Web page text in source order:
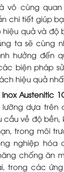
vô cùng
chi tiết giúp
hiệu quả và độ
ta sẽ cùng
hưởng đến
biện pháp
hiệu quả
Austenitic
dựa trên
cầu về độ bền,
trong môi
nghiệp hóa
chống ăn
trong các